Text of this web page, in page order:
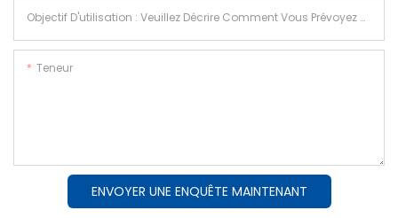
Objectif D'utilisation : Veuillez Décrire Comment Vous Prévoyez D'utiliser La Machine.
Teneur
ENVOYER UNE ENQUÊTE MAINTENANT